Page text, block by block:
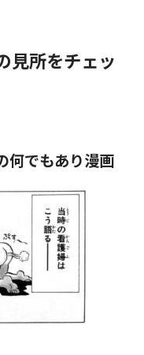
見所をチェッ
何でもあり漫画